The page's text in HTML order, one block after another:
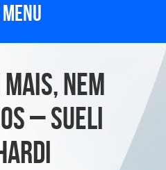
Mais, Nem
– Sueli